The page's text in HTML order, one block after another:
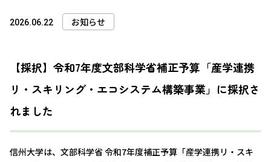
2026.06.22 お知らせ
【採択】令和7年度文部科学省補正予算「産学連携
リ・スキリング・エコシステム構築事業」に採択さ
れました
信州大学は、文部科学省 令和7年度補正予算「産学連携リ・スキ